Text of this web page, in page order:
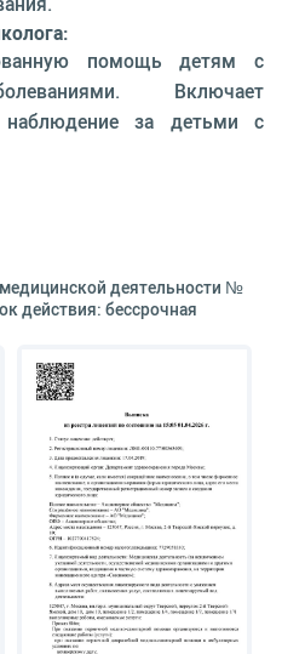
помощь детям с
Включает
наблюдение за детьми с
деятельности №
действия: бессрочная